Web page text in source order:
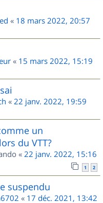
« 18 mars 2022, 20:57
« 15 mars 2022, 15:19
« 22 janv. 2022, 19:59
un
du VTT?
« 22 janv. 2022, 15:16
1 2
suspendu
« 17 déc. 2021, 13:42